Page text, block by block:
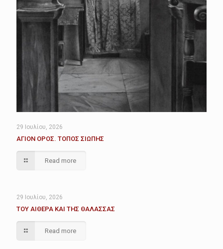
29 Ιουλίου, 2026
ΑΓΙΟΝ ΟΡΟΣ. ΤΟΠΟΣ ΣΙΩΠΗΣ
Read more
29 Ιουλίου, 2026
ΤΟΥ ΑΙΘΕΡΑ ΚΑΙ ΤΗΣ ΘΑΛΑΣΣΑΣ
Read more